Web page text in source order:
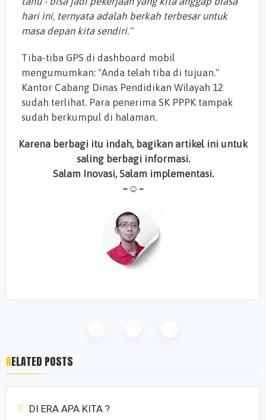
hari ini, ternyata adalah berkah terbesar untuk
masa depan kita sendiri."
Tiba-tiba GPS di dashboard mobil
mengumumkan: "Anda telah tiba di tujuan."
Kantor Cabang Dinas Pendidikan Wilayah 12
sudah terlihat. Para penerima SK PPPK tampak
sudah berkumpul di halaman.
Karena berbagi itu indah, bagikan artikel ini untuk
saling berbagi informasi.
Salam Inovasi, Salam implementasi.
~☺~
RELATED POSTS
DI ERA APA KITA ?